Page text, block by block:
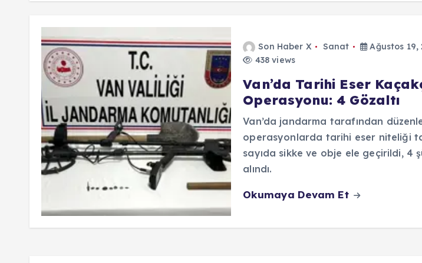
Son Haber X Sanat
Ağustos 19,
438 views
Van’da Tarihi Eser
Operasyonu: 4 Gözaltı
Van’da jandarma tarafından
operasyonlarda tarihi eser niteliği
sayıda sikke ve obje ele geçirildi, 4
alındı.
Okumaya Devam Et